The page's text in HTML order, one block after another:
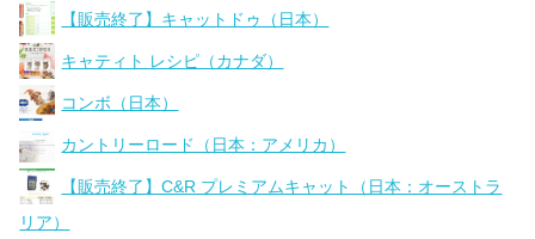
【販売終了】キャットドゥ（日本）
キャティト レシピ（カナダ）
コンボ（日本）
カントリーロード（日本：アメリカ）
【販売終了】C&R プレミアムキャット（日本：オーストラ
リア）